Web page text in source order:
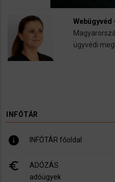
Webügyvéd
ügyvédi
INFÓTÁR
info INFÓTÁR főoldal
euro_symbol
ADÓZÁS
adóügyek